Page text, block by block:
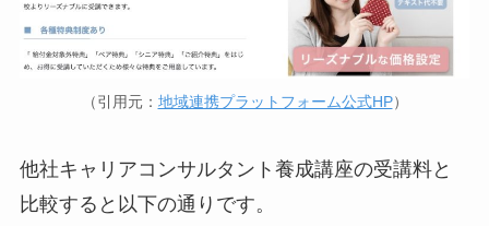
（引用元： 地域連携プラットフォーム公式HP）
他社キャリアコンサルタント養成講座の受講料と
比較すると以下の通りです。